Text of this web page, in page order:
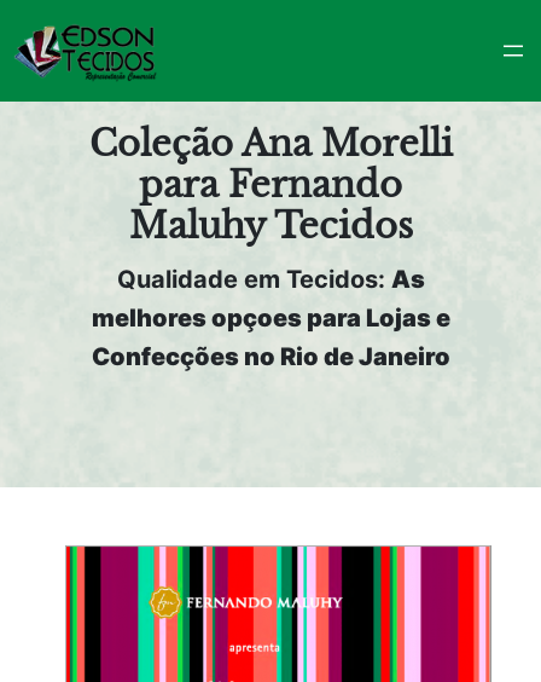
Pular
para
o
conteúdoColeção Ana Morelli
para Fernando
Maluhy Tecidos
Qualidade em Tecidos: As
melhores opçoes para Lojas e
Confecções no Rio de Janeiro